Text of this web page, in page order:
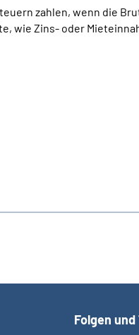
zahlen, wenn die
wie Zins- oder
Folgen und